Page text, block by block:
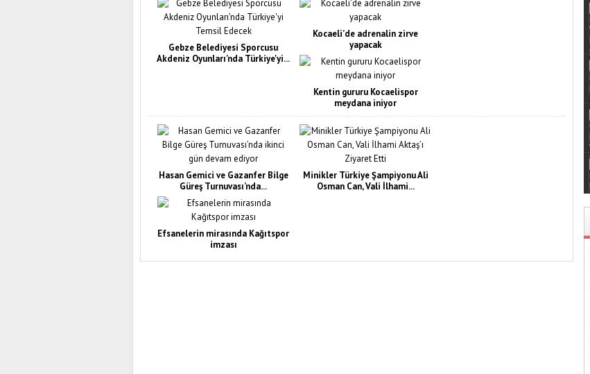
Gebze Belediyesi Sporcusu
Akdeniz Oyunları'nda Türkiye'yi...
Kocaeli’de adrenalin zirve
yapacak
Kentin gururu Kocaelispor
meydana iniyor
Hasan Gemici ve Gazanfer Bilge
Güreş Turnuvası’nda...
Minikler Türkiye Şampiyonu Ali
Osman Can, Vali İlhami...
Efsanelerin mirasında Kağıtspor
imzası